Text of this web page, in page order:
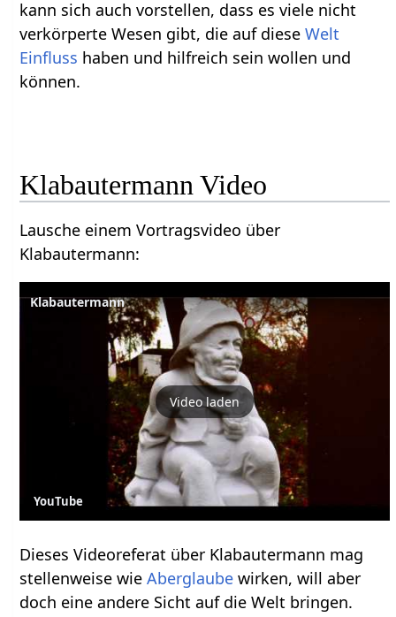
kann sich auch vorstellen, dass es viele nicht
verkörperte Wesen gibt, die auf dieseWelt
Einfluss haben und hilfreich sein wollen und
können.
Klabautermann Video
Lausche einem Vortragsvideo über
Klabautermann:
Klabautermann
Video laden
YouTube
Dieses Videoreferat über Klabautermann mag
stellenweise wieAberglaube wirken, will aber
doch eine andere Sicht auf die Welt bringen.